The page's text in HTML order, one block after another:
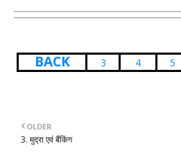
BACK 3 4 5
OLDER
3. मुद्रा एवं बैंकिंग